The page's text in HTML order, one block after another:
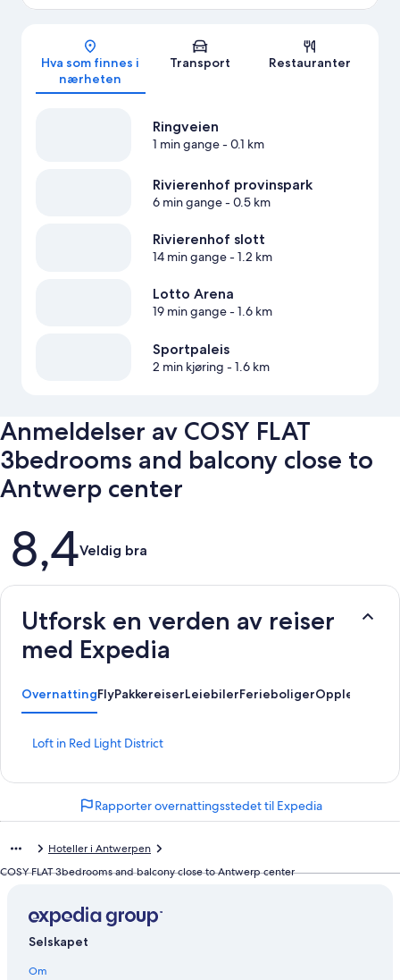
Kart
Hva som finnes i
nærheten
Transport Restauranter
Ringveien
1 min gange- 0.1 km
Rivierenhof provinspark
6 min gange- 0.5 km
Rivierenhof slott
14 min gange- 1.2 km
Lotto Arena
19 min gange- 1.6 km
Sportpaleis
2 min kjøring - 1.6 km
Anmeldelser av COSY FLAT
3bedrooms and balcony close to
Antwerp center
Anmeldelser
8,4Veldig bra
Utforsk en verden av reiser
med Expedia
OvernattingFlyPakkereiserLeiebilerFerieboligerOpplevelser
Loft in Red Light District
L
o
p
r
d
e
n
Rapporter overnattingsstedet til Expedia
Hoteller i Antwerpen
COSY FLAT 3bedrooms and balcony close to Antwerp center
Selskapet
Om